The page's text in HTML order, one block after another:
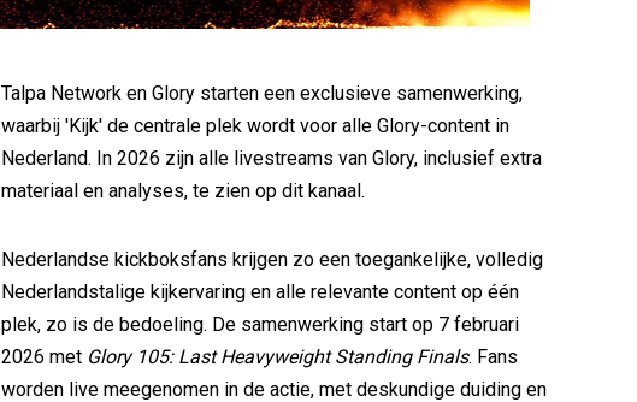
Talpa Network en Glory starten een exclusieve samenwerking,
waarbij 'Kijk' de centrale plek wordt voor alle Glory-content in
Nederland. In 2026 zijn alle livestreams van Glory, inclusief extra
materiaal en analyses, te zien op dit kanaal.
Nederlandse kickboksfans krijgen zo een toegankelijke, volledig
Nederlandstalige kijkervaring en alle relevante content op één
plek, zo is de bedoeling. De samenwerking start op 7 februari
2026 met Glory 105: Last Heavyweight Standing Finals. Fans
worden live meegenomen in de actie, met deskundige duiding en